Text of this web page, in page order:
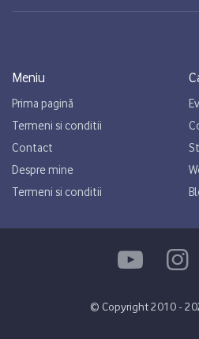
Meniu
Prima pagină
Termeni si conditii
Contact
Despre mine
Termeni si conditii
© Copyright 2010 -